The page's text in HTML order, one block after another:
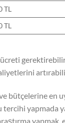
TL
TL
gerektirebilir.
bütçelerine en
yapmada
yapmak,